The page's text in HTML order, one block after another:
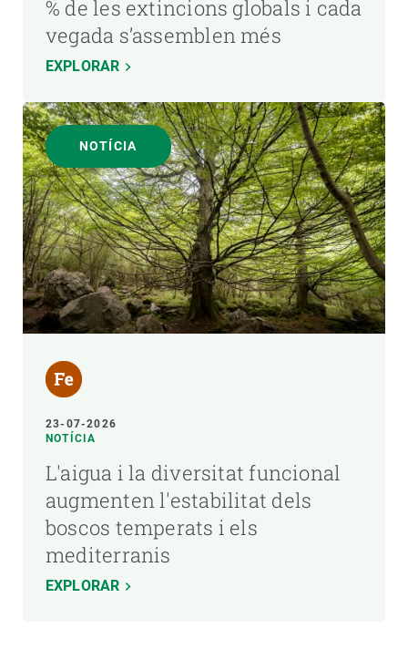
% de les extincions globals i cada
vegada s’assemblen més
EXPLORAR
NOTÍCIA
23-07-2026
NOTÍCIA
L'aigua i la diversitat funcional
augmenten l'estabilitat dels
boscos temperats i els
mediterranis
EXPLORAR